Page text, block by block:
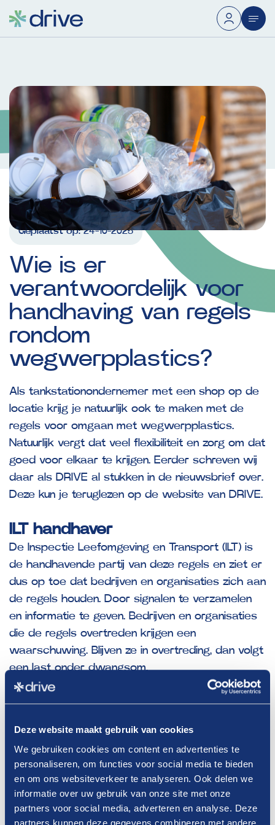
Deze website maakt gebruik van cookies
We gebruiken cookies om content en advertenties te
personaliseren, om functies voor social media te bieden
en om ons websiteverkeer te analyseren. Ook delen we
informatie over uw gebruik van onze site met onze
partners voor social media, adverteren en analyse. Deze
partners kunnen deze gegevens combineren met andere
Geplaatst op:24-10-2025
Wie is er
verantwoordelijk voor
handhaving van regels
rondom
wegwerpplastics?
Als tankstationondernemer met een shop op de
locatie krijg je natuurlijk ook te maken met de
regels voor omgaan met wegwerpplastics.
Natuurlijk vergt dat veel flexibiliteit en zorg om dat
goed voor elkaar te krijgen. Eerder schreven wij
daar als DRIVE al stukken in de nieuwsbrief over.
Deze kun je teruglezen op de website van DRIVE.
ILT handhaver
De Inspectie Leefomgeving en Transport (ILT) is
de handhavende partij van deze regels en ziet er
dus op toe dat bedrijven en organisaties zich aan
de regels houden. Door signalen te verzamelen
en informatie te geven. Bedrijven en organisaties
die de regels overtreden krijgen een
waarschuwing. Blijven ze in overtreding, dan volgt
een last onder dwangsom.
Toelichting
deel van de regelgeving aangepast. Toelichting
hierover vind je in deKamerbrief.De ILT zal bij
consumptie onderweg tijdelijk niet handhaven op
de verplichte meerprijs voor wegwerpbekers en
-bakjes die plastic bevatten. Het aanbieden van